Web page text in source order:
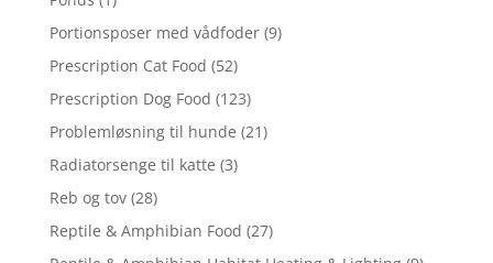
Portionsposer med vådfoder (9)
Prescription Cat Food (52)
Prescription Dog Food (123)
Problemløsning til hunde (21)
Radiatorsenge til katte (3)
Reb og tov (28)
Reptile & Amphibian Food (27)